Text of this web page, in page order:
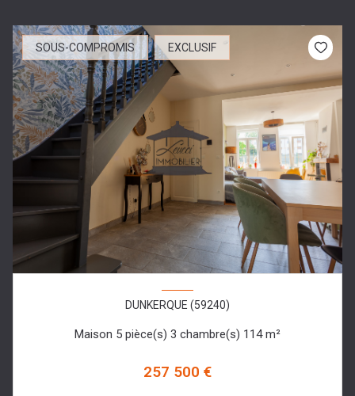
SOUS-COMPROMIS EXCLUSIF
DUNKERQUE (59240)
Maison 5 pièce(s) 3 chambre(s) 114 m²
257 500 €